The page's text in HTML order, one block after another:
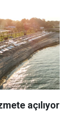
açılıyor